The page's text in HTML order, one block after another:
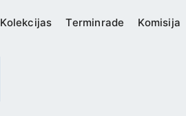
Kolekcijas Terminrade Komisija